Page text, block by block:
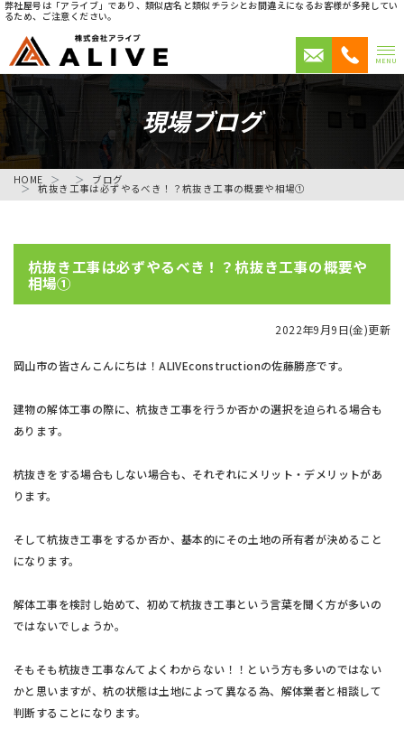
弊社屋号は「アライブ」であり、類似店名と類似チラシとお間違えになるお客様が多発してい
るため、ご注意ください。
MENU
現場ブログ
HOME ブログ
杭抜き工事は必ずやるべき！？杭抜き工事の概要や相場①
杭抜き工事は必ずやるべき！？杭抜き工事の概要や
相場①
2022年9月9日(金)更新
岡山市の皆さんこんにちは！ALIVEconstructionの佐藤勝彦です。
建物の解体工事の際に、杭抜き工事を行うか否かの選択を迫られる場合も
あります。
杭抜きをする場合もしない場合も、それぞれにメリット・デメリットがあ
ります。
そして杭抜き工事をするか否か、基本的にその土地の所有者が決めること
になります。
解体工事を検討し始めて、初めて杭抜き工事という言葉を聞く方が多いの
ではないでしょうか。
そもそも杭抜き工事なんてよくわからない！！という方も多いのではない
かと思いますが、杭の状態は土地によって異なる為、解体業者と相談して
判断することになります。